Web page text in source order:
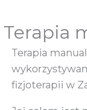
Terapia
Terapia
fizjoterapii w